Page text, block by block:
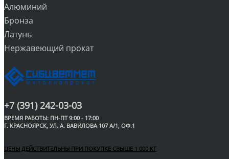
Алюминий
Бронза
Латунь
Нержавеющий прокат
+7 (391) 242-03-03
ВРЕМЯ РАБОТЫ: ПН-ПТ 9:00 - 17:00
Г. КРАСНОЯРСК, УЛ. А. ВАВИЛОВА 107 А/1, ОФ.1
ЦЕНЫ ДЕЙСТВИТЕЛЬНЫ ПРИ ПОКУПКЕ СВЫШЕ 1 000 КГ